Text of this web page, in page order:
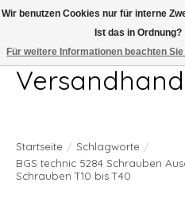
Telefon 04407 715872 MO-DO 7.00-
Startseite / Schlagworte /
BGS technic 5284 Schrauben
Schrauben T10 bis T40
Wir benutzen Cookies nur für interne
Ist das in Ordnung?
Für weitere Informationen beachten